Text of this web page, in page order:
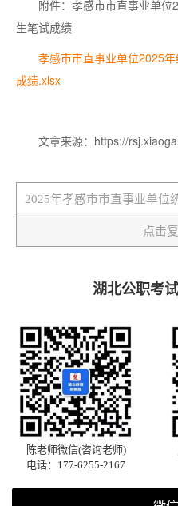
附件：孝感市市直事业单
生笔试成绩
孝感市市直事业单位2025
成绩.xlsx
文章来源：https://
点击
湖北公职考
陈老师微信(咨询老师)
电话：177-6255-2167